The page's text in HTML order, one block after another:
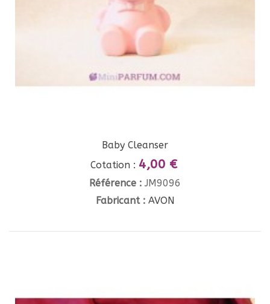
Baby Cleanser
Cotation : 4,00 €
Référence : JM9096
Fabricant : AVON